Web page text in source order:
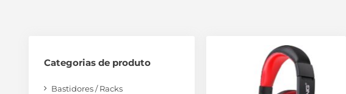
Categorias de produto
Bastidores / Racks